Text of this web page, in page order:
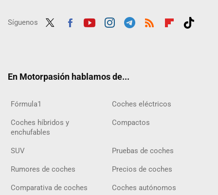
Síguenos
En Motorpasión hablamos de...
Fórmula1 Coches eléctricos
Coches híbridos y
enchufables
Compactos
SUV Pruebas de coches
Rumores de coches Precios de coches
Comparativa de coches Coches autónomos